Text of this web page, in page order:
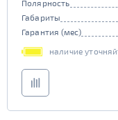
Полярность
Габариты
Гарантия (мес)
наличие